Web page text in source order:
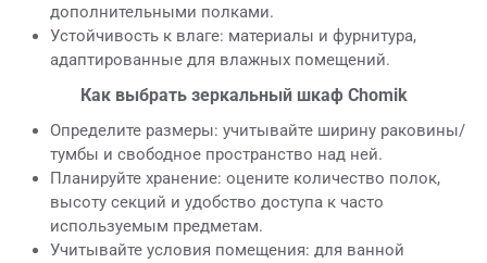
дополнительными полками.
Устойчивость к влаге: материалы и фурнитура,
адаптированные для влажных помещений.
Как выбрать зеркальный шкаф Chomik
Определите размеры: учитывайте ширину раковины/
тумбы и свободное пространство над ней.
Планируйте хранение: оцените количество полок,
высоту секций и удобство доступа к часто
используемым предметам.
Учитывайте условия помещения: для ванной